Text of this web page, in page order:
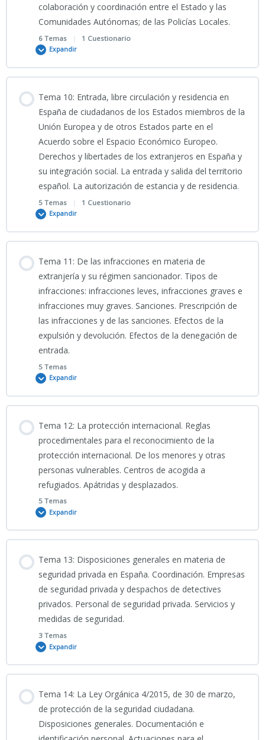
Clase grabada 2ª PARTE Tema 8 CNP “CIENCIAS JURÍDICAS_
19_03_2026_Clase grabada TEMA 8 CNP
PORTADA TEMA 8 CNP
8-INFOGRAFÍA TEMA 8 CNP
TEMA 8 CNP
8-PRESENTACIÓN_Policía_Nacional_Organización_Estructura
2026
TEST TEMA 8 CNP
colaboración y coordinación entre el Estado y las
Comunidades Autónomas; de las Policías Locales.
6 Temas | 1 Cuestionario
Expandir
0% COMPLETADO 0/6 Pasos
PODSCAST TEMA 9 CNP
Clase grabada 17_03_2026_TEMA 9 CNP
9-INFOGRAFÍA TEMA 9 CNP
TEMA 9 CNP
9-PRESENTACIÓN-Ley_Orgánica_2_1986_Marco_Legal_Policial
TEST TEMA 9 CNP
Tema 10: Entrada, libre circulación y residencia en
España de ciudadanos de los Estados miembros de la
Unión Europea y de otros Estados parte en el
Acuerdo sobre el Espacio Económico Europeo.
Derechos y libertades de los extranjeros en España y
su integración social. La entrada y salida del territorio
español. La autorización de estancia y de residencia.
5 Temas | 1 Cuestionario
Expandir
0% COMPLETADO 0/5 Pasos
PODSCAT TEMA 10 CNP
Clase grabada 23_03_2026_TEMA 10 CNP
10-INFOGRAFÍA
10-
PRESENTACIÓN_Derecho_de_Extranjería_Guía_Policial_Esencial
2026
Tema 11: De las infracciones en materia de
extranjería y su régimen sancionador. Tipos de
infracciones: infracciones leves, infracciones graves e
infracciones muy graves. Sanciones. Prescripción de
las infracciones y de las sanciones. Efectos de la
expulsión y devolución. Efectos de la denegación de
entrada.
5 Temas
Expandir
0% COMPLETADO 0/5 Pasos
Clase grabada 25_03_2026_TEMA 11 CNP
PORTADA TEMA 11 CNP
11-INFO
TEMA 11 CNP
11-PRESENTACIÓN_Régimen_Sancionador_de_Extranjería_TEMA
11 CNP
Tema 12: La protección internacional. Reglas
procedimentales para el reconocimiento de la
protección internacional. De los menores y otras
personas vulnerables. Centros de acogida a
refugiados. Apátridas y desplazados.
5 Temas
Expandir
0% COMPLETADO 0/5 Pasos
Clase grabada 31_03_2026_TEMA 12 CNP
PORTADA 12
12CNP_INFOGRAFÍA TEMA 12 CNP
TEMA 12 CNP
Tema 13: Disposiciones generales en materia de
seguridad privada en España. Coordinación. Empresas
de seguridad privada y despachos de detectives
privados. Personal de seguridad privada. Servicios y
medidas de seguridad.
3 Temas
Expandir
0% COMPLETADO 0/3 Pasos
Tema 14: La Ley Orgánica 4/2015, de 30 de marzo,
de protección de la seguridad ciudadana.
Disposiciones generales. Documentación e